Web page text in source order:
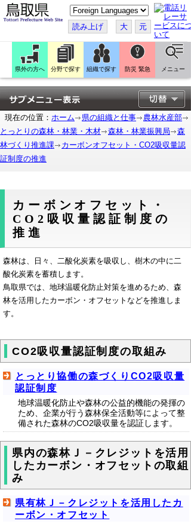
こ
の
ペ
ー
ジ
翻
訳
す
る
読み上げ 大 元
県外の方へ 分野で探す 組織で探す 防災 緊急 メニュー
現在の位置： ホーム 県の組織と仕事
農林水産部
とっとりの森林・林業・木材
森林・林業振興局
森
林づくり推進課
カーボンオフセット・CO2吸収量認
証制度の推進
カーボンオフセット・
CO2吸収量認証制度の
推進
森林は、日々、二酸化炭素を吸収し、樹木の中に二
酸化炭素を蓄積します。
鳥取県では、地球温暖化防止対策を進めるため、森
林を活用したカーボン・オフセットなどを推進しま
す。
CO2吸収量認証制度の取組み
とっとり協働の森づくりCO2吸収量
認証制度
地球温暖化防止や森林の公益的機能の発揮の
ため、企業が行う森林保全活動等によって整
備された森林のCO2吸収量を認証します。
県内の森林Ｊ－クレジットを活用
したカーボン・オフセットの取組
み
県有林Ｊ－クレジットを活用したカ
ーボン・オフセット